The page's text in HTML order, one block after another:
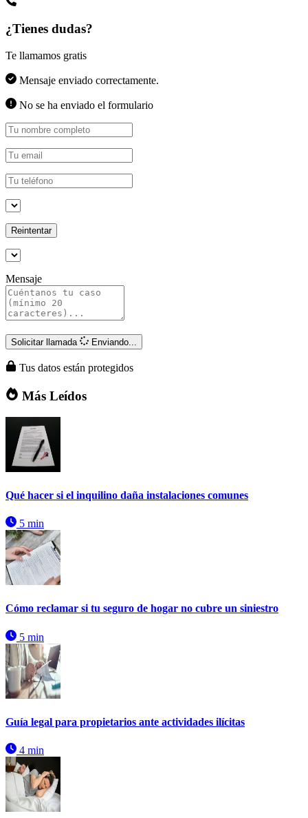
¿Tienes dudas?
Te llamamos gratis
Mensaje enviado correctamente.
No se ha enviado el formulario
Reintentar
Mensaje
Solicitar llamada Enviando...
Tus datos están protegidos
Más Leídos
Qué hacer si el inquilino daña instalaciones comunes
5 min
Cómo reclamar si tu seguro de hogar no cubre un siniestro
5 min
Guía legal para propietarios ante actividades ilícitas
4 min